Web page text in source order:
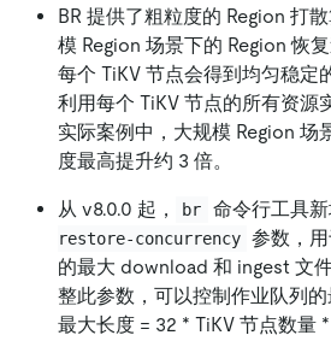
BR 提供了粗粒度的 Region 打
模 Region 场景下的 Region 恢
每个 TiKV 节点会得到均匀稳定
利用每个 TiKV 节点的所有资源
实际案例中，大规模 Region 场
度最高提升约 3 倍。
从 v8.0.0 起， br 命令行工具
restore-concurrency 参数，
的最大 download 和 ingest 文
整此参数，可以控制作业队列
最大长度 = 32 * TiKV 节点数量 *